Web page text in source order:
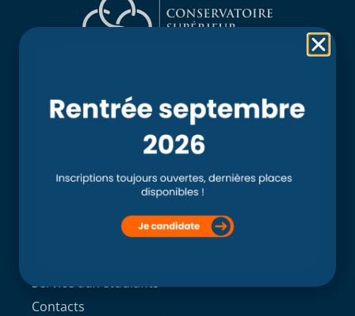
L’école
Clinique externe
Service aux étudiants
Contacts